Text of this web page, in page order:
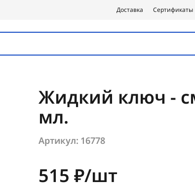
Доставка Сертификаты
Жидкий ключ -
мл.
Артикул: 16778
Цена:
515 ₽/шт